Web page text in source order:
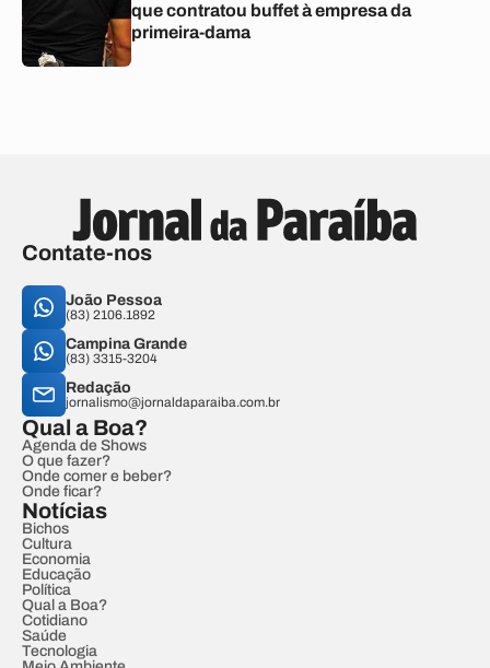
que contratou buffet à empresa da
primeira-dama
Contate-nos
João Pessoa
(83) 2106.1892
Campina Grande
(83) 3315-3204
Redação
jornalismo@jornaldaparaiba.com.br
Qual a Boa?
Agenda de Shows
O que fazer?
Onde comer e beber?
Onde ficar?
Notícias
Bichos
Cultura
Economia
Educação
Política
Qual a Boa?
Cotidiano
Saúde
Tecnologia